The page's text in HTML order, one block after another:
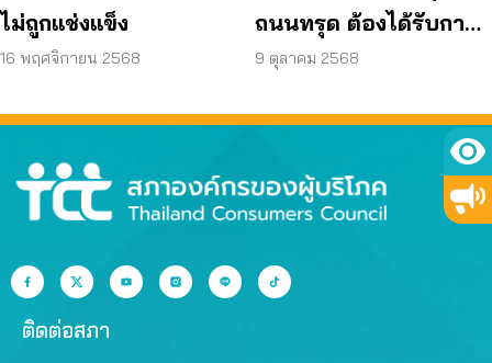
ไม่ถูกแช่งแข็ง
16 พฤศจิกายน 2568
ถนนทรุด ต้องได้รับการ
เยียวยา!
9 ตุลาคม 2568
ติดต่อสภา